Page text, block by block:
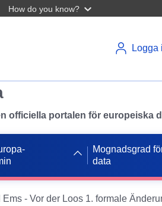
How do you know?
Logga
officiella portalen för europeiska
Mognadsgrad
data
Ems - Vor der Loos 1. formale